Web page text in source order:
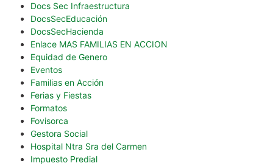
Docs Sec Infraestructura
DocsSecEducación
DocsSecHacienda
Enlace MAS FAMILIAS EN ACCION
Equidad de Genero
Eventos
Familias en Acción
Ferias y Fiestas
Formatos
Fovisorca
Gestora Social
Hospital Ntra Sra del Carmen
Impuesto Predial